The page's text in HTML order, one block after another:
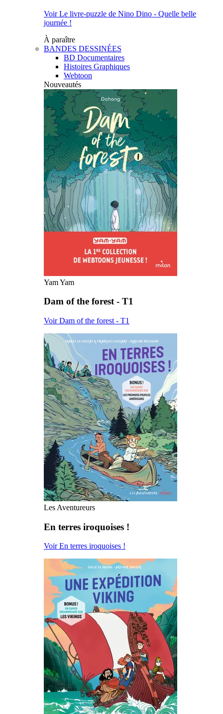
Voir Le livre-puzzle de Nino Dino - Quelle belle
journée !
À paraître
BANDES DESSINÉES
BD Documentaires
Histoires Graphiques
Webtoon
Nouveautés
Yam Yam
Dam of the forest - T1
Voir Dam of the forest - T1
Les Aventureurs
En terres iroquoises !
Voir En terres iroquoises !